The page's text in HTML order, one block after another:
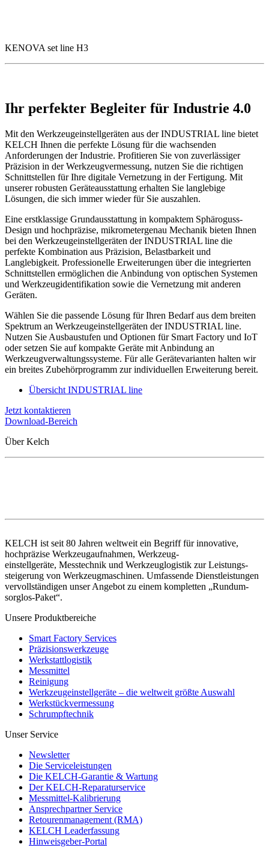
KENOVA set line H3
Ihr perfekter Begleiter für Industrie 4.0
Mit den Werkzeugeinstellgeräten aus der INDUSTRIAL line bietet
KELCH Ihnen die perfekte Lösung für die wachsenden
Anforderungen der Industrie. Profitieren Sie von zuverlässiger
Präzision in der Werkzeugvermessung, nutzen Sie die richtigen
Schnittstellen für Ihre digitale Vernetzung in der Fertigung. Mit
unserer robusten Geräteausstattung erhalten Sie langlebige
Lösungen, die sich immer wieder für Sie auszahlen.
Eine erstklassige Grundausstattung in kompaktem Sphäroguss-
Design und hochpräzise, mikrometergenau Mechanik bieten Ihnen
bei den Werkzeugeinstellgeräten der INDUSTRIAL line die
perfekte Kombination aus Präzision, Belastbarkeit und
Langlebigkeit. Professionelle Erweiterungen über die integrierten
Schnittstellen ermöglichen die Anbindung von optischen Systemen
und Werkzeugidentifikation sowie die Vernetzung mit anderen
Geräten.
Wählen Sie die passende Lösung für Ihren Bedarf aus dem breiten
Spektrum an Werkzeugeinstellgeräten der INDUSTRIAL line.
Nutzen Sie Ausbaustufen und Optionen für Smart Factory und IoT
oder setzen Sie auf kompakte Geräte mit Anbindung an
Werkzeugverwaltungssysteme. Für alle Gerätevarianten halten wir
ein breites Zubehörprogramm zur individuellen Erweiterung bereit.
Übersicht INDUSTRIAL line
Jetzt kontaktieren
Download-Bereich
Über Kelch
KELCH ist seit 80 Jahren weltweit ein Begriff für innovative,
hochpräzise Werkzeugaufnahmen, Werkzeug-
einstellgeräte, Messtechnik und Werkzeuglogistik zur Leistungs-
steigerung von Werkzeugmaschinen. Umfassende Dienstleistungen
vervollständigen unser Angebot zu einem kompletten „Rundum-
sorglos-Paket“.
Unsere Produktbereiche
Smart Factory Services
Präzisionswerkzeuge
Werkstattlogistik
Messmittel
Reinigung
Werkzeugeinstellgeräte – die weltweit größte Auswahl
Werkstückvermessung
Schrumpftechnik
Unser Service
Newsletter
Die Serviceleistungen
Die KELCH-Garantie & Wartung
Der KELCH-Reparaturservice
Messmittel-Kalibrierung
Ansprechpartner Service
Retourenmanagement (RMA)
KELCH Leaderfassung
Hinweisgeber-Portal